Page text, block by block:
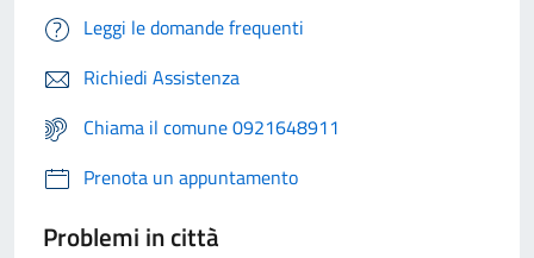
Leggi le domande frequenti
Richiedi Assistenza
Chiama il comune 0921648911
Prenota un appuntamento
Problemi in città